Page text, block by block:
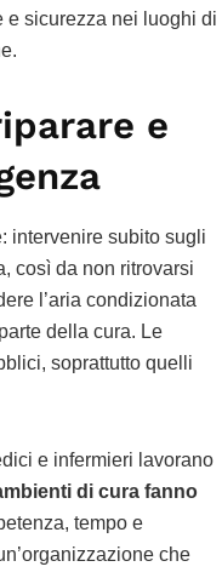
e sicurezza nei luoghi di
e
intervenire subito sugli
così da non ritrovarsi
l’aria condizionata
della cura. Le
soprattutto quelli
e infermieri lavorano
di cura fanno
tempo e
che